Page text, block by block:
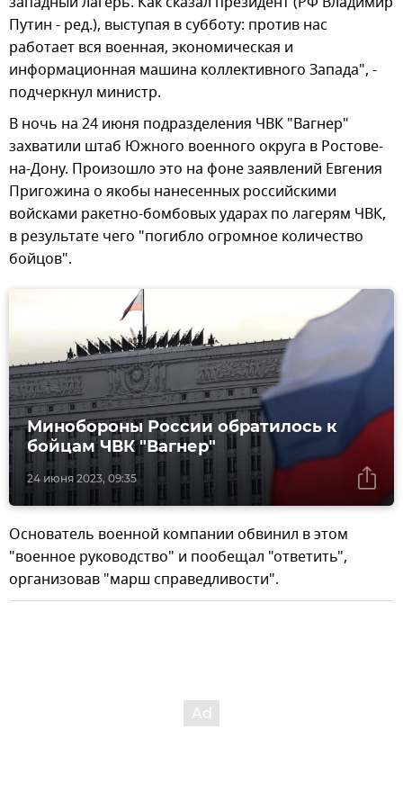
Путин - ред.), выступая в субботу: против нас
работает вся военная, экономическая и
информационная машина коллективного Запада", -
подчеркнул министр.
В ночь на 24 июня подразделения ЧВК "Вагнер"
захватили штаб Южного военного округа в Ростове-
на-Дону. Произошло это на фоне заявлений Евгения
Пригожина о якобы нанесенных российскими
войсками ракетно-бомбовых ударах по лагерям ЧВК,
в результате чего "погибло огромное количество
бойцов".
24 июня 2023, 09:35
Минобороны России обратилось к
бойцам ЧВК "Вагнер"
Основатель военной компании обвинил в этом
"военное руководство" и пообещал "ответить",
организовав "марш справедливости".